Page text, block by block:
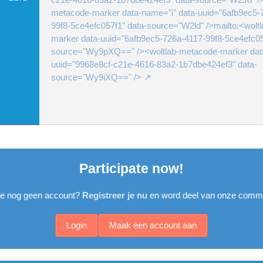
metacode-marker data-name="i" data-uuid="6afb9ec5-
99f8-5ce4efc057f1" data-source="W2ld" /
marker data-uuid="6afb9ec5-726a-4117-99f8-
source="Wy9pXQ==" /><woltlab-metacode-marker
uuid="9968e8cf-c21e-4616-83a2-1b7dbe424ef3" data-
source="Wy9iXQ==" />
Participate now!
nog geen account? Registreer je nu en word deel van onze
Maak een account aan
Login